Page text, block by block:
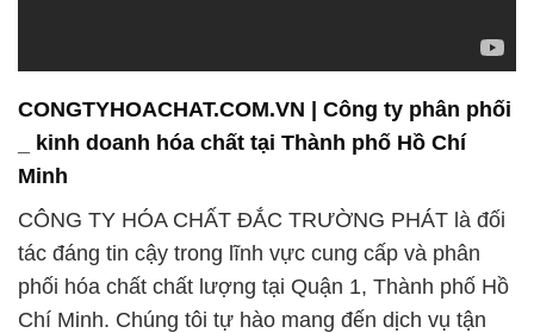
CONGTYHOACHAT.COM.VN | Công ty phân phối
_ kinh doanh hóa chất tại Thành phố Hồ Chí
Minh
CÔNG TY HÓA CHẤT ĐẮC TRƯỜNG PHÁT là đối
tác đáng tin cậy trong lĩnh vực cung cấp và phân
phối hóa chất chất lượng tại Quận 1, Thành phố Hồ
Chí Minh. Chúng tôi tự hào mang đến dịch vụ tận